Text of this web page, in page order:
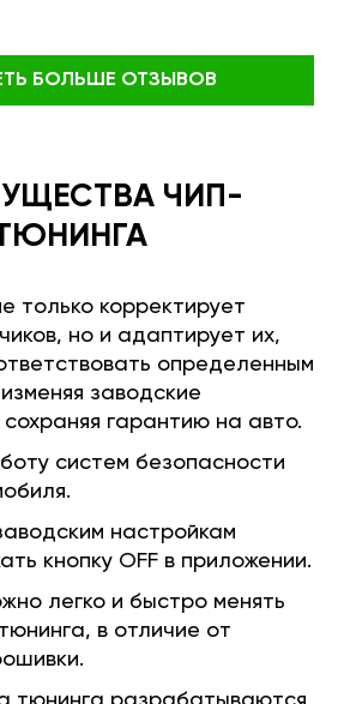
БОЛЬШЕ ОТЗЫВОВ
ЧИП-
только корректирует
но и адаптирует их,
определенным
заводские
гарантию на авто.
систем безопасности
настройкам
кнопку OFF в приложении.
легко и быстро менять
в отличие от